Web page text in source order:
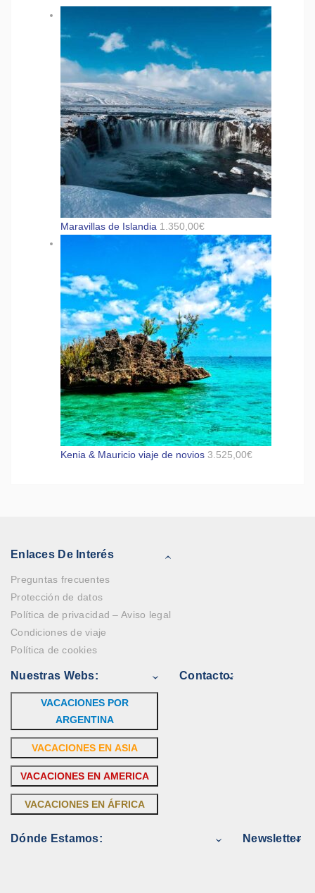
Maravillas de Islandia 1.350,00€
Kenia & Mauricio viaje de novios 3.525,00€
Enlaces De Interés
Preguntas frecuentes
Protección de datos
Política de privacidad – Aviso legal
Condiciones de viaje
Política de cookies
Nuestras Webs:
VACACIONES POR
ARGENTINA
VACACIONES EN ASIA
VACACIONES EN AMERICA
VACACIONES EN ÁFRICA
Contacto:
Dónde Estamos: Newsletter